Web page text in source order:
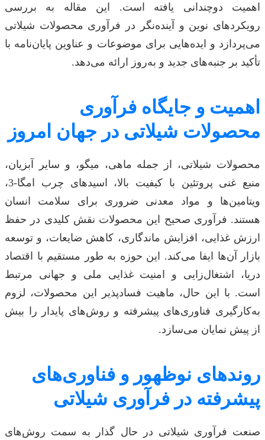
اهمیت دوچندانی یافته است. این مقاله به بررسی
رویکردهای نوین و آینده‌نگر در فرآوری محصولات شیلاتی
می‌پردازد و ایده‌هایی برای موضوعات و عناوین پایان‌نامه با
تأکید بر جنبه‌های جدید و به‌روز ارائه می‌دهد.
اهمیت و جایگاه فرآوری
محصولات شیلاتی در جهان امروز
محصولات شیلاتی، از جمله ماهی، میگو، و سایر آبزیان،
منبع غنی پروتئین با کیفیت بالا، اسیدهای چرب امگا-3،
ویتامین‌ها و مواد معدنی ضروری برای سلامت انسان
هستند. فرآوری صحیح این محصولات نقش کلیدی در حفظ
ارزش غذایی، افزایش ماندگاری، کاهش ضایعات، و توسعه
بازار آن‌ها ایفا می‌کند. این حوزه به طور مستقیم با اقتصاد
دریا، اشتغال‌زایی و امنیت غذایی ملی و جهانی مرتبط
است. با این حال، ماهیت فسادپذیر این محصولات، لزوم
به‌کارگیری فناوری‌های پیشرفته و روش‌های پایدار را بیش
از پیش نمایان می‌سازد.
روندهای نوظهور و فناوری‌های
پیشرفته در فرآوری شیلاتی
صنعت فرآوری شیلاتی در حال گذار به سمت روش‌های